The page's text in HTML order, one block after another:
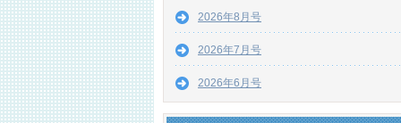
2026年8月号
2026年7月号
2026年6月号